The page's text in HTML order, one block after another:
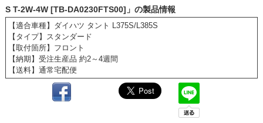
S T-2W-4W [TB-DA0230FTS00]」の製品情報
【適合車種】ダイハツ タント L375S/L385S
【タイプ】スタンダード
【取付箇所】フロント
【納期】受注生産品 約2～4週間
【送料】通常宅配便